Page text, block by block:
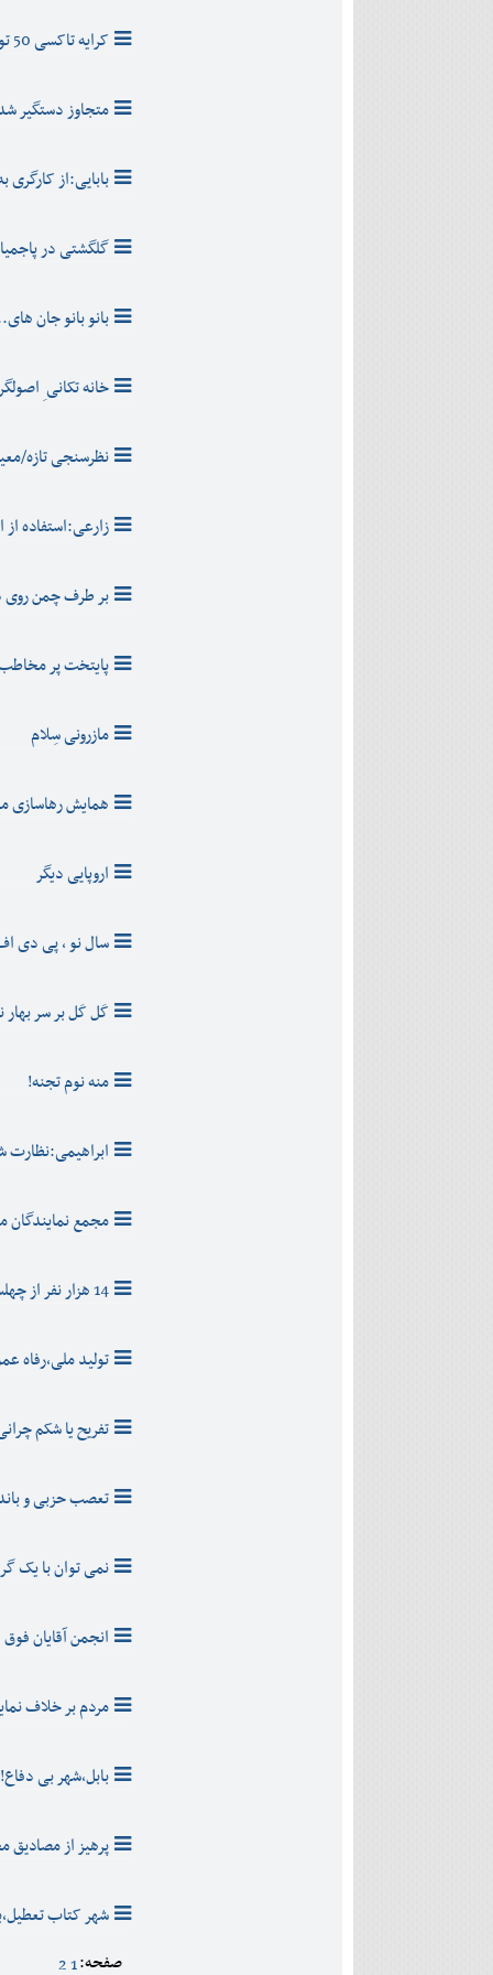
کرایه تاکسی 50 تومان گران تر می شود،اما بعد از مصوبه
متجاوز دستگیر
بابایی:از
گلگشتی در
بانو بانو جان
خانه تکانی
نظرسنجی تازه/
زارعی:استفاده از
بر طرف چمن
پایتخت پر
مازرونی سِلام
همایش رهاسازی
اروپایی دیگر
سال نو ، پی دی
کَل کَل بر سر بهار
منه نوم تجنه!
ابراهیمی:نظارت
مجمع نمایندگان
14 هزار نفر از چهلستون بازدید کردند
تولید ملی،رفاه
تفریح یا شکم
تعصب حزبی و
نمی توان با یک
انجمن آقایان فوق
مردم بر خلاف
بابل،شهر بی دفاع!
پرهیز از مصادیق
شهر کتاب
صفحه:1
2